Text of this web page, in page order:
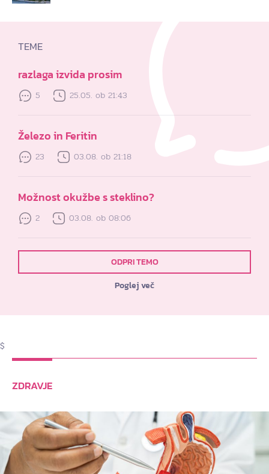
TEME
razlaga izvida prosim
5 25.05. ob 21:43
Železo in Feritin
23 03.08. ob 21:18
Možnost okužbe s steklino?
2 03.08. ob 08:06
ODPRI TEMO
Poglej več
$
ZDRAVJE